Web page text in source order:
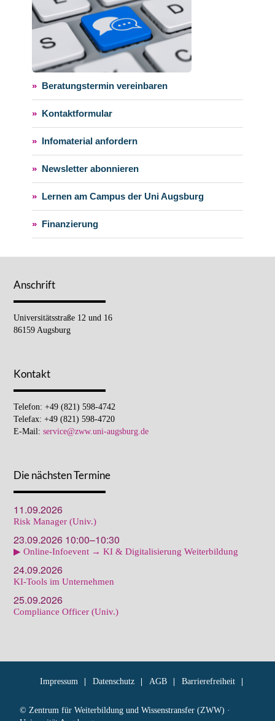
» Beratungstermin vereinbaren
» Kontaktformular
» Infomaterial anfordern
» Newsletter abonnieren
» Lernen am Campus der Uni Augsburg
» Finanzierung
Anschrift
Universitätsstraße 12 und 16
86159 Augsburg
Kontakt
Telefon: +49 (821) 598-4742
Telefax: +49 (821) 598-4720
E-Mail:service@zww.uni-augsburg.de
Die nächsten Termine
11.09.2026
Risk Manager (Univ.)
23.09.2026 10:00–10:30
▶ Online-Infoevent → KI & Digitalisierung Weiterbildung
24.09.2026
KI-Tools im Unternehmen
25.09.2026
Compliance Officer (Univ.)
Impressum Datenschutz AGB Barrierefreiheit
© Zentrum für Weiterbildung und Wissenstransfer (ZWW) ·